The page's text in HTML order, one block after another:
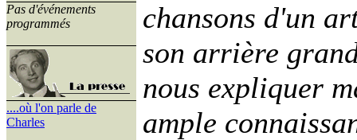
Pas d'événements
programmés
....où l'on parle de
Charles
chansons d'un
son arrière
nous expliquer
ample